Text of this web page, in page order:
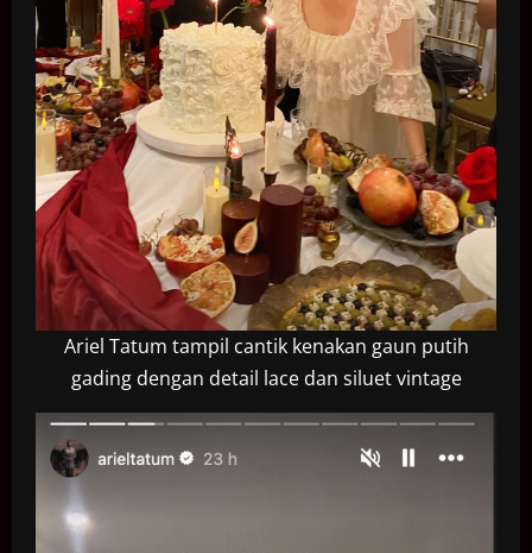
Ariel Tatum tampil cantik kenakan gaun putih
gading dengan detail lace dan siluet vintage